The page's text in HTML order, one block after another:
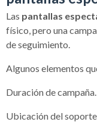
Las pantallas
físico, pero una
de seguimiento.
Algunos elementos
Duración de campaña.
Ubicación del